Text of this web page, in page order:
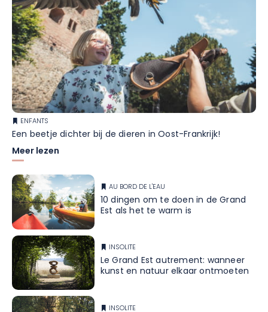
ENFANTS
Een beetje dichter bij de dieren in Oost-Frankrijk!
Meer lezen
AU BORD DE L'EAU
10 dingen om te doen in de Grand
Est als het te warm is
INSOLITE
Le Grand Est autrement: wanneer
kunst en natuur elkaar ontmoeten
INSOLITE